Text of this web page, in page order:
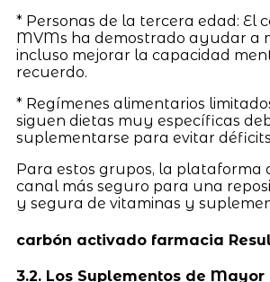
* Personas de la tercera edad: El
MVMs ha demostrado ayudar a
incluso mejorar la capacidad
recuerdo.
* Regímenes alimentarios
siguen dietas muy específicas
suplementarse para evitar
Para estos grupos, la plataforma
canal más seguro para una
y segura de vitaminas y
carbón activado farmacia
3.2. Los Suplementos de